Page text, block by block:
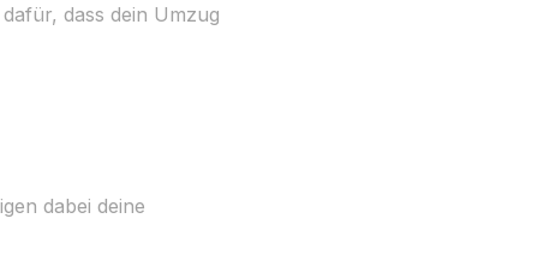
dass dein Umzug
dabei deine